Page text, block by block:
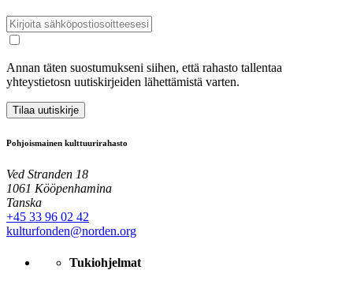
Annan täten suostumukseni siihen, että rahasto tallentaa
yhteystietosn uutiskirjeiden lähettämistä varten.
Tilaa uutiskirje
Pohjoismainen kulttuurirahasto
Ved Stranden 18
1061 Kööpenhamina
Tanska
+45 33 96 02 42
kulturfonden@norden.org
Tukiohjelmat